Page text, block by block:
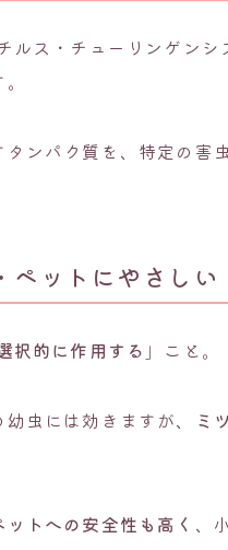
ルス・チューリンゲンシ
タンパク質を、特定の害
ペットにやさしい
択的に作用する 」こと。
虫には効きますが、
ミ
ットへの安全性も高く 、